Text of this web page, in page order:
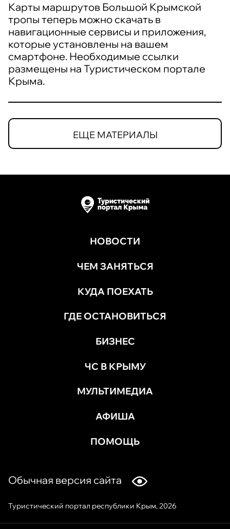
Карты маршрутов Большой Крымской
тропы теперь можно скачать в
навигационные сервисы и приложения,
которые установлены на вашем
смартфоне. Необходимые ссылки
размещены на Туристическом портале
Крыма.
ЕЩЕ МАТЕРИАЛЫ
НОВОСТИ
ЧЕМ ЗАНЯТЬСЯ
КУДА ПОЕХАТЬ
ГДЕ ОСТАНОВИТЬСЯ
БИЗНЕС
ЧС В КРЫМУ
МУЛЬТИМЕДИА
АФИША
ПОМОЩЬ
Обычная версия сайта
Туристический портал республики Крым, 2026